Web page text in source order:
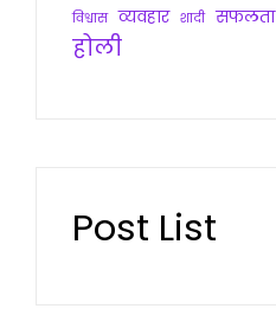
विश्वास व्यवहार शादी सफलता
होली
Post List